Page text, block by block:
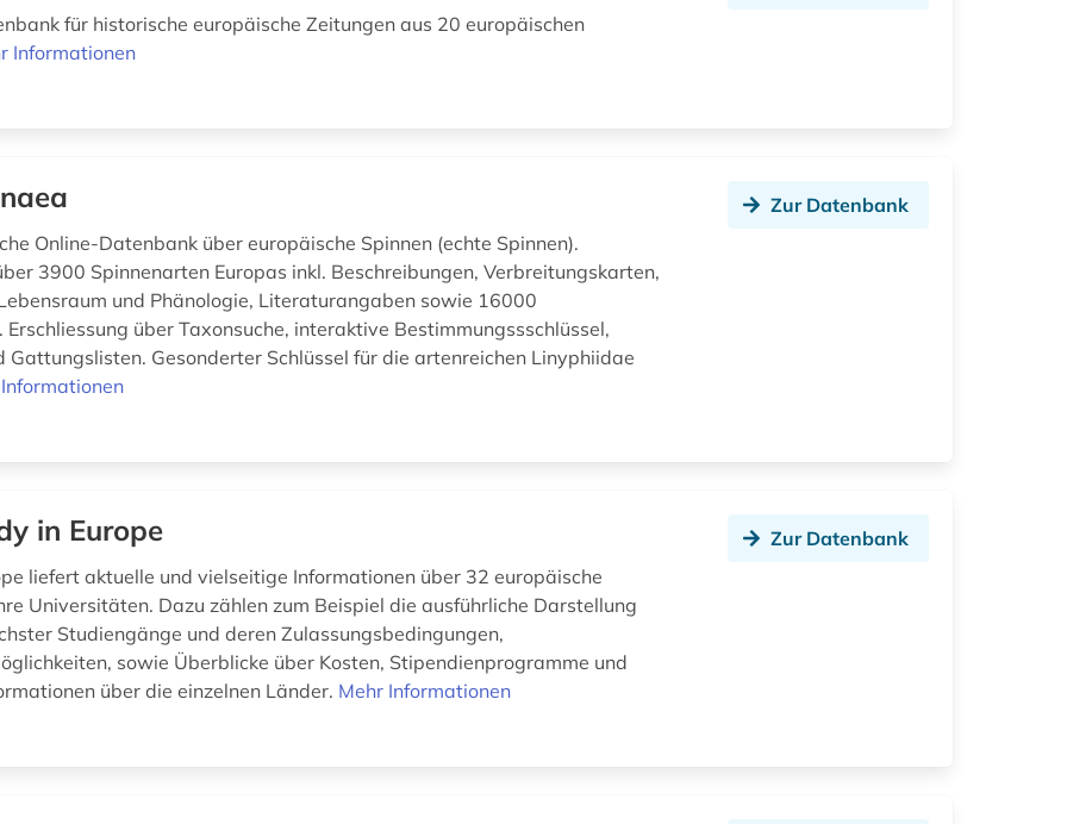
für historische europäische Zeitungen aus 20 europäischen
Informationen
Online-Datenbank über europäische Spinnen (echte Spinnen).
3900 Spinnenarten Europas inkl. Beschreibungen, Verbreitungskarten,
und Phänologie, Literaturangaben sowie 16000
über Taxonsuche, interaktive Bestimmungssschlüssel,
Gattungslisten. Gesonderter Schlüssel für die artenreichen Linyphiidae
Zur Datenbank
in Europe
liefert aktuelle und vielseitige Informationen über 32 europäische
Universitäten. Dazu zählen zum Beispiel die ausführliche Darstellung
Studiengänge und deren Zulassungsbedingungen,
sowie Überblicke über Kosten, Stipendienprogramme und
über die einzelnen Länder. Mehr Informationen
Zur Datenbank